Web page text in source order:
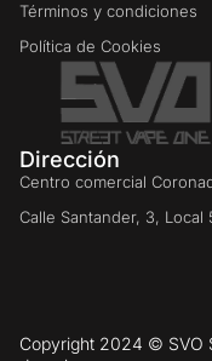
Términos y condiciones
Política de Cookies
Dirección
Centro comercial
Calle Santander, 3,
Copyright 2024 © SVO